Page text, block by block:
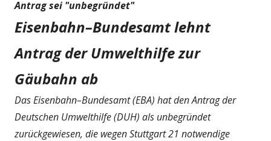
Antrag sei "unbegründet"
Eisenbahn–Bundesamt lehnt
Antrag der Umwelthilfe zur
Gäubahn ab
Das Eisenbahn–Bundesamt (EBA) hat den Antrag der
Deutschen Umwelthilfe (DUH) als unbegründet
zurückgewiesen, die wegen Stuttgart 21 notwendige